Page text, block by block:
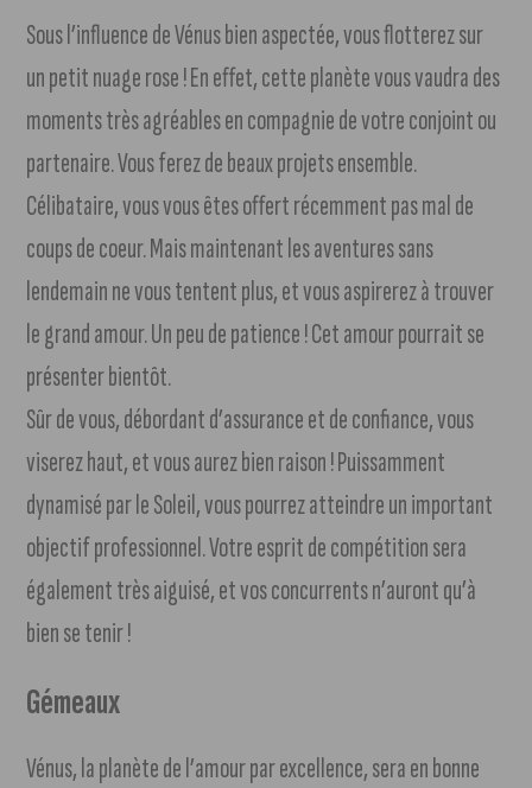
Sous l’influence de Vénus bien aspectée, vous flotterez sur
un petit nuage rose ! En effet, cette planète vous vaudra des
moments très agréables en compagnie de votre conjoint ou
partenaire. Vous ferez de beaux projets ensemble.
Célibataire, vous vous êtes offert récemment pas mal de
coups de coeur. Mais maintenant les aventures sans
lendemain ne vous tentent plus, et vous aspirerez à trouver
le grand amour. Un peu de patience ! Cet amour pourrait se
présenter bientôt.
Sûr de vous, débordant d’assurance et de confiance, vous
viserez haut, et vous aurez bien raison ! Puissamment
dynamisé par le Soleil, vous pourrez atteindre un important
objectif professionnel. Votre esprit de compétition sera
également très aiguisé, et vos concurrents n’auront qu’à
bien se tenir !
Gémeaux
Vénus, la planète de l’amour par excellence, sera en bonne